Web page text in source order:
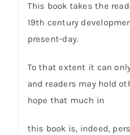
This book takes the
19th century
present-day.
To that extent it can
and readers may hold
hope that much in
this book is, indeed,